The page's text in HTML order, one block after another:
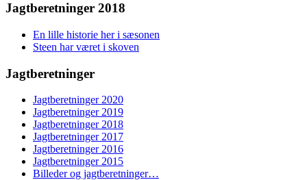
Jagtberetninger 2018
En lille historie her i sæsonen
Steen har været i skoven
Jagtberetninger
Jagtberetninger 2020
Jagtberetninger 2019
Jagtberetninger 2018
Jagtberetninger 2017
Jagtberetninger 2016
Jagtberetninger 2015
Billeder og jagtberetninger…